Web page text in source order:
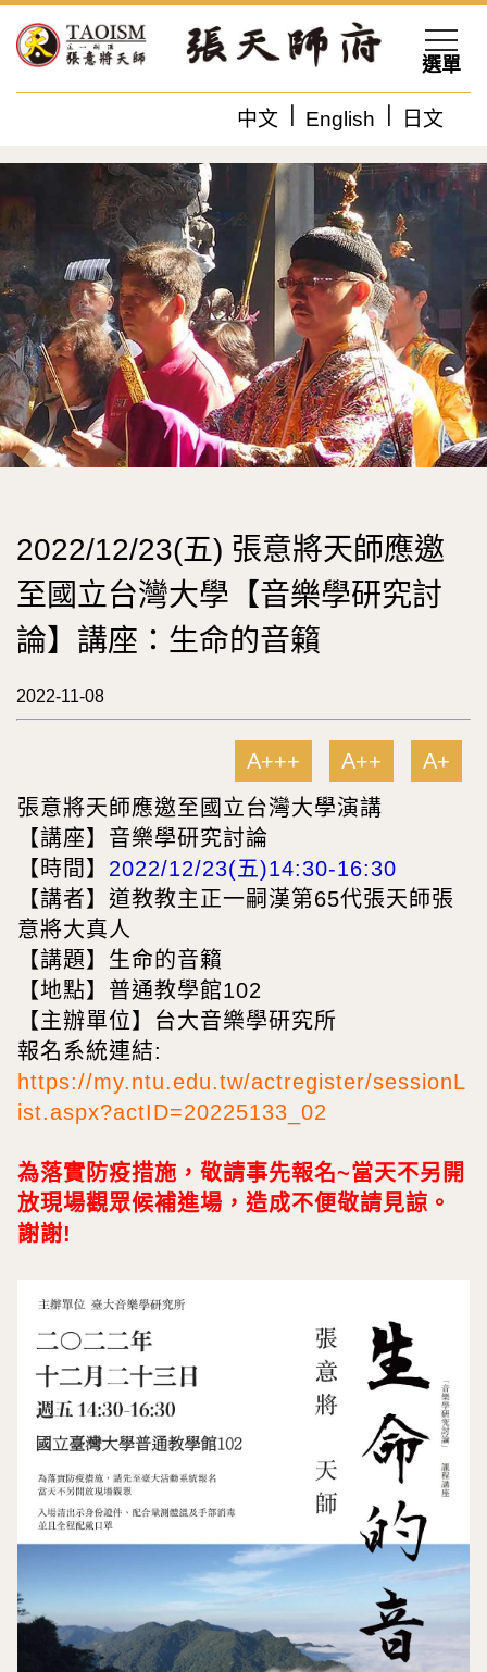
中文 English 日文
選單
2022/12/23(五) 張意將天師應邀
至國立台灣大學【音樂學研究討
論】講座：生命的音籟
2022-11-08
A+++ A++
A+
張意將天師應邀至國立台灣大學演講
【講座】音樂學研究討論
【時間 】 2022/12/23(五)14:30-16:30
【講者】道教教主正一嗣漢第65代張天師張
意將大真人
【講題】生命的音籟
【地點】普通教學館102
【主辦單位】台大音樂學研究所
報名系統連結:
https://my.ntu.edu.tw/actregister/sessionL
ist.aspx?actID=20225133_02
為落實防疫措施，敬請事先報名~當天不另開
放現場觀眾候補進場，造成不便敬請見諒。
謝謝!